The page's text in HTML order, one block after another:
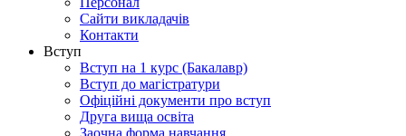
Сайти викладачів
Контакти
Вступ
Вступ на 1 курс (Бакалавр)
Вступ до магістратури
Офіційні документи про вступ
Друга вища освіта
Заочна форма навчання